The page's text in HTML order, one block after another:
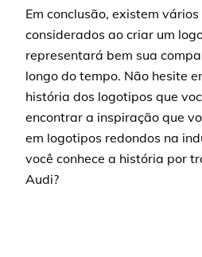
Em conclusão, existem
considerados ao criar um
representará bem sua
longo do tempo. Não hesite
história dos logotipos que
encontrar a inspiração que
em logotipos redondos na
você conhece a história por
Audi?